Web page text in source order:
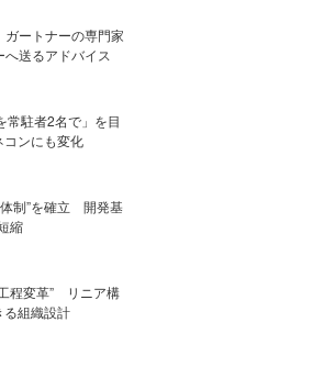
ートナーの専門家
送るアドバイス
常駐者2名で」を目
ンにも変化
体制”を確立 開発基
縮
程変革” リニア構
る組織設計